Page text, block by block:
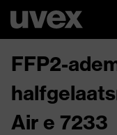
FFP2-
Air e 7233